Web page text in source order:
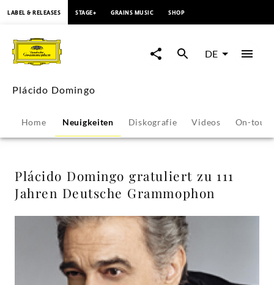
Domingo
gratuliert
111
Jahren
Deutsche
Grammophon
LABEL & RELEASES STAGE+ GRAINS MUSIC SHOP
DE
Plácido Domingo
Home Neuigkeiten Diskografie Videos On-tour
Plácido Domingo gratuliert zu 111
Jahren Deutsche Grammophon